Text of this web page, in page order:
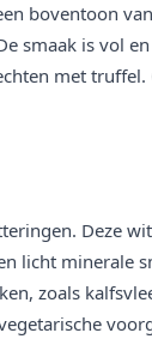
boventoon
smaak is vol
met
Deze
licht minerale
zoals